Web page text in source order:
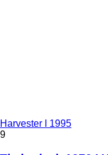
Harvester I 1995
9